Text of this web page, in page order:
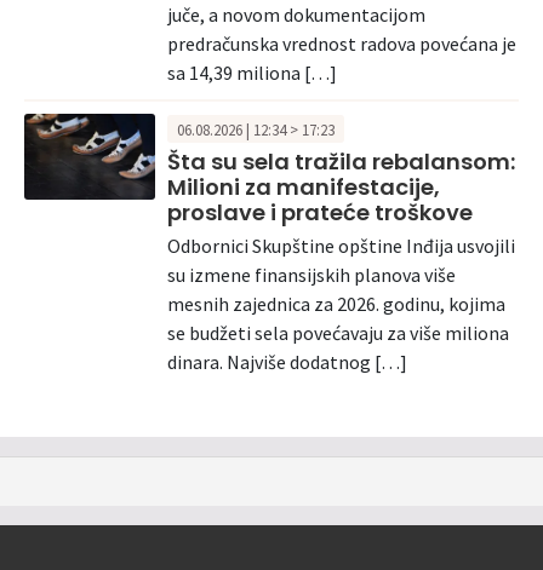
juče, a novom dokumentacijom
predračunska vrednost radova povećana je
sa 14,39 miliona […]
06.08.2026 | 12:34 > 17:23
Šta su sela tražila rebalansom:
Milioni za manifestacije,
proslave i prateće troškove
Odbornici Skupštine opštine Inđija usvojili
su izmene finansijskih planova više
mesnih zajednica za 2026. godinu, kojima
se budžeti sela povećavaju za više miliona
dinara. Najviše dodatnog […]